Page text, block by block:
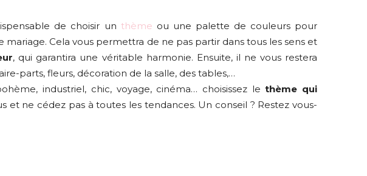
de choisir un thème ou une palette de couleurs pour
mariage. Cela vous permettra de ne pas partir dans tous les sens et
, qui garantira une véritable harmonie. Ensuite, il ne vous restera
parts, fleurs, décoration de la salle, des tables,…
industriel, chic, voyage, cinéma… choisissez lethème qui
et ne cédez pas à toutes les tendances. Un conseil ? Restez vous-